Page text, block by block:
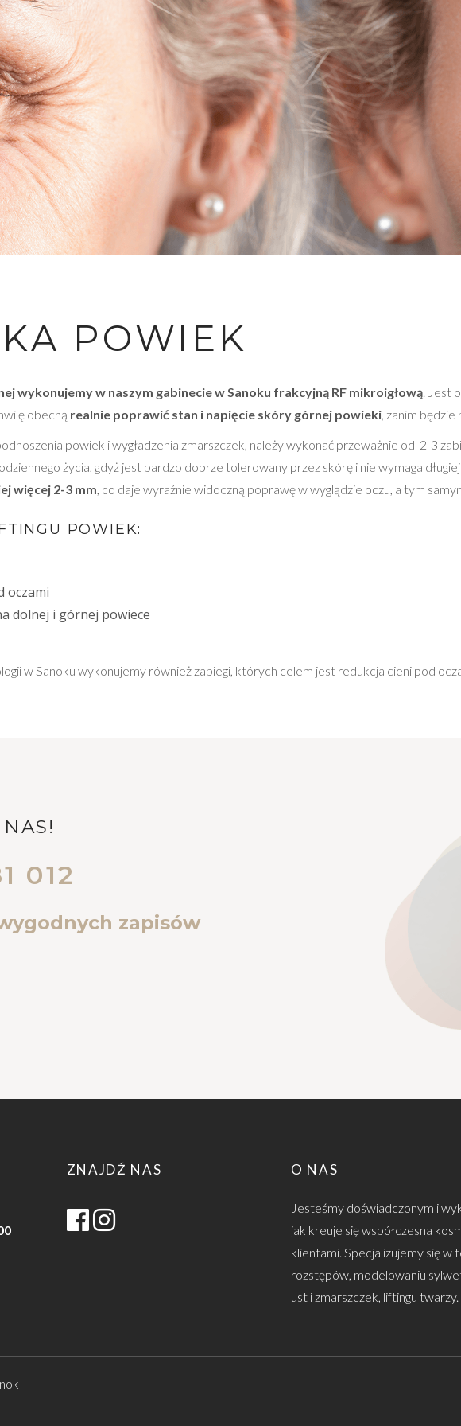
POWIEK
wykonujemy w naszym gabinecie w Sanoku frakcyjną RF mikroigłową. Jest
obecną realnie poprawić stan i napięcie skóry górnej powieki, zanim
powiek i wygładzenia zmarszczek, należy wykonać przeważnie od 2-3
życia, gdyż jest bardzo dobrze tolerowany przez skórę i nie wymaga
więcej 2-3 mm, co daje wyraźnie widoczną poprawę w wyglądzie oczu, a tym
POWIEK:
oczami
dolnej i górnej powiece
w Sanoku wykonujemy również zabiegi, których celem jest redukcja cieni pod
012
zapisów
ZNAJDŹ NAS O NAS
Jesteśmy doświadczonym i
jak kreuje się współczesna
klientami. Specjalizujemy się w
rozstępów, modelowaniu
ust i zmarszczek, liftingu twarzy.